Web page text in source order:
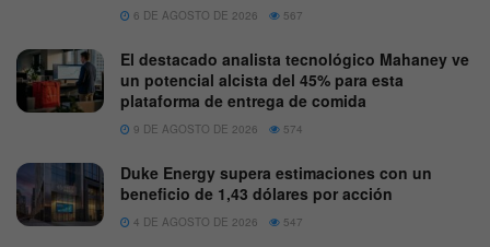
6 DE AGOSTO DE 2026 567
El destacado analista tecnológico Mahaney ve
un potencial alcista del 45% para esta
plataforma de entrega de comida
9 DE AGOSTO DE 2026 574
Duke Energy supera estimaciones con un
beneficio de 1,43 dólares por acción
4 DE AGOSTO DE 2026 547